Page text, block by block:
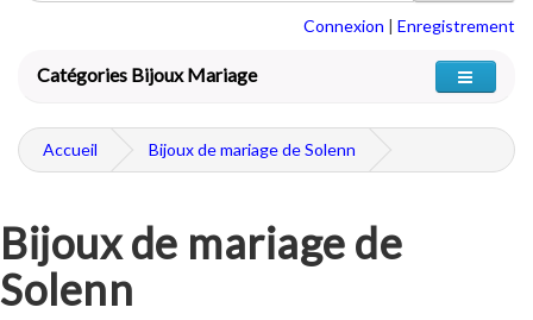
Connexion | Enregistrement
Catégories Bijoux Mariage
Accueil Bijoux de mariage de Solenn
Bijoux de mariage de
Solenn